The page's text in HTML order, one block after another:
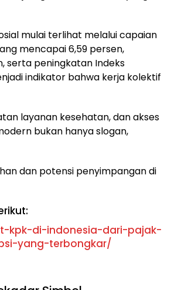
mulai terlihat melalui capaian
mencapai 6,59 persen,
serta peningkatan Indeks
indikator bahwa kerja kolektif
layanan kesehatan, dan akses
bukan hanya slogan,
dan potensi penyimpangan di
kpk-di-indonesia-dari-pajak-
yang-terbongkar/